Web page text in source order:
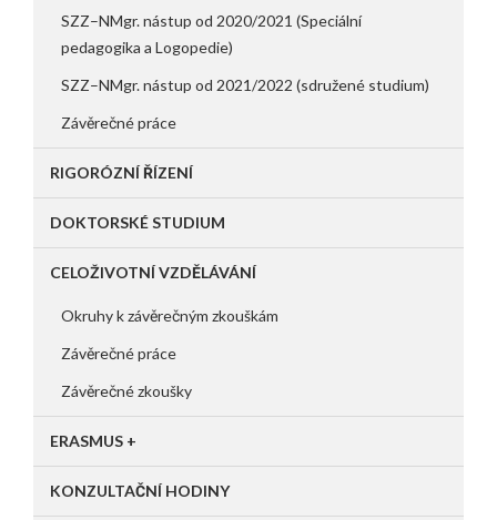
SZZ–NMgr. nástup od 2020/2021 (Speciální
pedagogika a Logopedie)
SZZ–NMgr. nástup od 2021/2022 (sdružené studium)
Závěrečné práce
RIGORÓZNÍ ŘÍZENÍ
DOKTORSKÉ STUDIUM
CELOŽIVOTNÍ VZDĚLÁVÁNÍ
Okruhy k závěrečným zkouškám
Závěrečné práce
Závěrečné zkoušky
ERASMUS +
KONZULTAČNÍ HODINY